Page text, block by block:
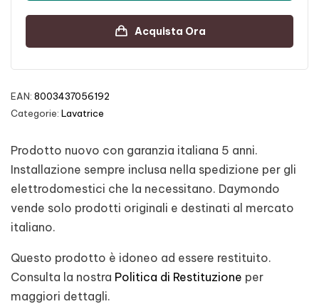
Acquista Ora
EAN: 8003437056192
Categorie: Lavatrice
Prodotto nuovo con garanzia italiana 5 anni.
Installazione sempre inclusa nella spedizione per gli
elettrodomestici che la necessitano. Daymondo
vende solo prodotti originali e destinati al mercato
italiano.
Questo prodotto è idoneo ad essere restituito.
Consulta la nostra Politica di Restituzione per
maggiori dettagli.